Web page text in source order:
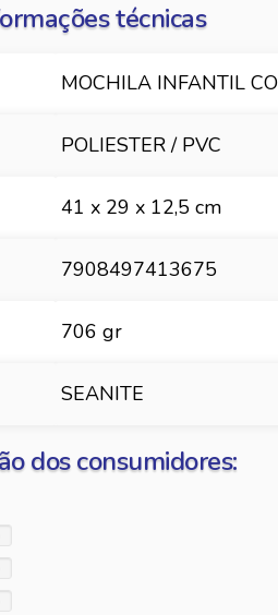
técnicas
MOCHILA INFANTIL
POLIESTER / PVC
41 x 29 x 12,5 cm
7908497413675
706 gr
SEANITE
dos consumidores: